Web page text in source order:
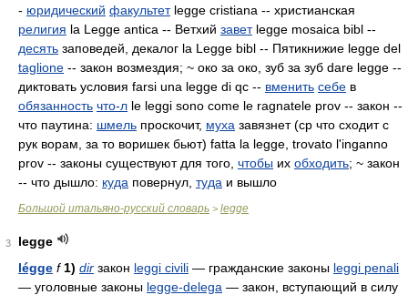
- юридический факультетlegge cristiana -- христианская
религия la Legge antica -- Ветхий заветlegge mosaica bibl --
десять заповедей, декалог la Legge bibl -- Пятикнижие legge del
taglione -- закон возмездия; ~ око за око, зуб за зуб dare legge --
диктовать условия farsi una legge di qc -- вменить себе в
обязанность что-л le leggi sono come le ragnatele prov -- закон --
что паутина: шмель проскочит, муха завязнет (ср что сходит с
рук ворам, за то воришек бьют) fatta la legge, trovato l'inganno
prov -- законы существуют для того, чтобы их обходить; ~ закон
-- что дышло: куда повернул, туда и вышло
Большой итальяно-русский словарь > legge
3
legge
légge f 1) dir закон leggi civili — гражданские законы leggi penali
— уголовные законы legge-delega — закон, вступающий в силу